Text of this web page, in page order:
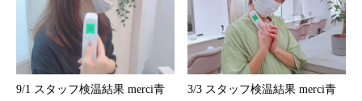
9/1 スタッフ検温結果 merci青
3/3 スタッフ検温結果 merci青